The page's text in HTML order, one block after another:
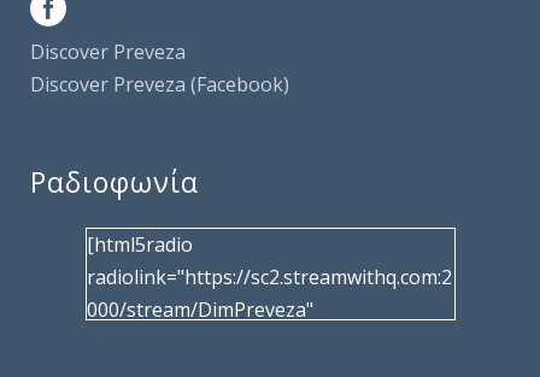
Discover Preveza
Discover Preveza (Facebook)
Ραδιοφωνία
[html5radio
radiolink="https://sc2.streamwithq.com:2
000/stream/DimPreveza"